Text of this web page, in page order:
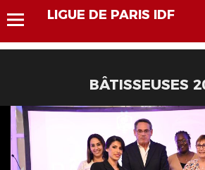
LIGUE DE PARIS IDF
BÂTISSEUSES